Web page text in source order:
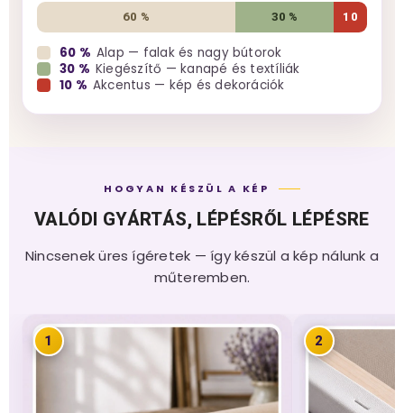
60 % 30 % 10
60 % Alap — falak és nagy bútorok
30 % Kiegészítő — kanapé és textíliák
10 % Akcentus — kép és dekorációk
HOGYAN KÉSZÜL A KÉP
VALÓDI GYÁRTÁS, LÉPÉSRŐL LÉPÉSRE
Nincsenek üres ígéretek — így készül a kép nálunk a
műteremben.
1 2